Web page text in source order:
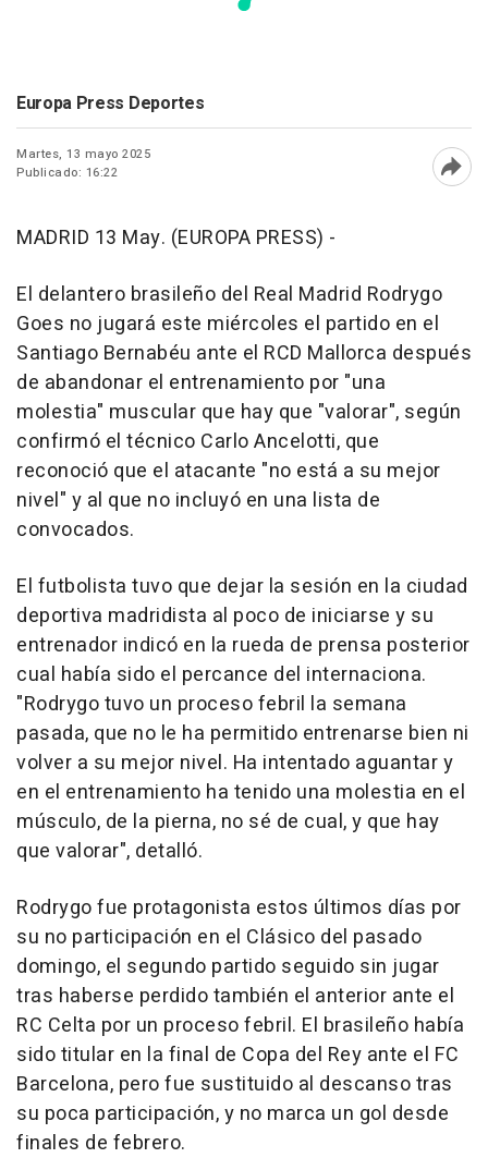
Europa Press Deportes
Martes, 13 mayo 2025
Publicado: 16:22
MADRID 13 May. (EUROPA PRESS) -
El delantero brasileño del Real Madrid Rodrygo
Goes no jugará este miércoles el partido en el
Santiago Bernabéu ante el RCD Mallorca después
de abandonar el entrenamiento por "una
molestia" muscular que hay que "valorar", según
confirmó el técnico Carlo Ancelotti, que
reconoció que el atacante "no está a su mejor
nivel" y al que no incluyó en una lista de
convocados.
El futbolista tuvo que dejar la sesión en la ciudad
deportiva madridista al poco de iniciarse y su
entrenador indicó en la rueda de prensa posterior
cual había sido el percance del internaciona.
"Rodrygo tuvo un proceso febril la semana
pasada, que no le ha permitido entrenarse bien ni
volver a su mejor nivel. Ha intentado aguantar y
en el entrenamiento ha tenido una molestia en el
músculo, de la pierna, no sé de cual, y que hay
que valorar", detalló.
Rodrygo fue protagonista estos últimos días por
su no participación en el Clásico del pasado
domingo, el segundo partido seguido sin jugar
tras haberse perdido también el anterior ante el
RC Celta por un proceso febril. El brasileño había
sido titular en la final de Copa del Rey ante el FC
Barcelona, pero fue sustituido al descanso tras
su poca participación, y no marca un gol desde
finales de febrero.